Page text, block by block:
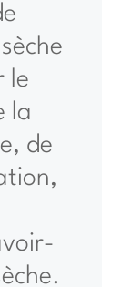
le
la
de